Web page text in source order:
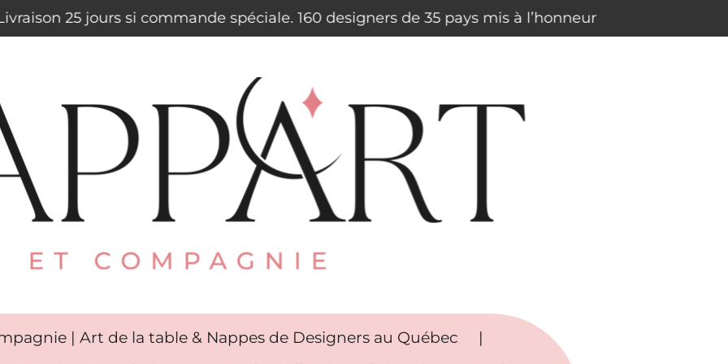
25 jours si commande spéciale. 160 designers de 35 pays mis à l’honneur
| Art de la table & Nappes de Designers au Québec